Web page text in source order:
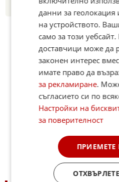
източник в Google
данни за геолокация
на устройството.
само за този
доставчици може да
законен интерес
имате право да
за рекламиране.
съгласието си по
Настройки на
за поверителност